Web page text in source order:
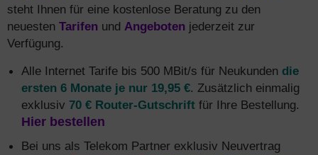
steht Ihnen für eine kostenlose Beratung zu den
neuesten Tarifen und Angeboten jederzeit zur
Verfügung.
Alle Internet Tarife bis 500 MBit/s für Neukunden die
ersten 6 Monate je nur 19,95 €. Zusätzlich einmalig
exklusiv 70 € Router-Gutschrift für Ihre Bestellung.
Hier bestellen
Bei uns als Telekom Partner exklusiv Neuvertrag